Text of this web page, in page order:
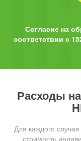
Согласие на
соответствии с
Расходы
Для каждого
стоимость